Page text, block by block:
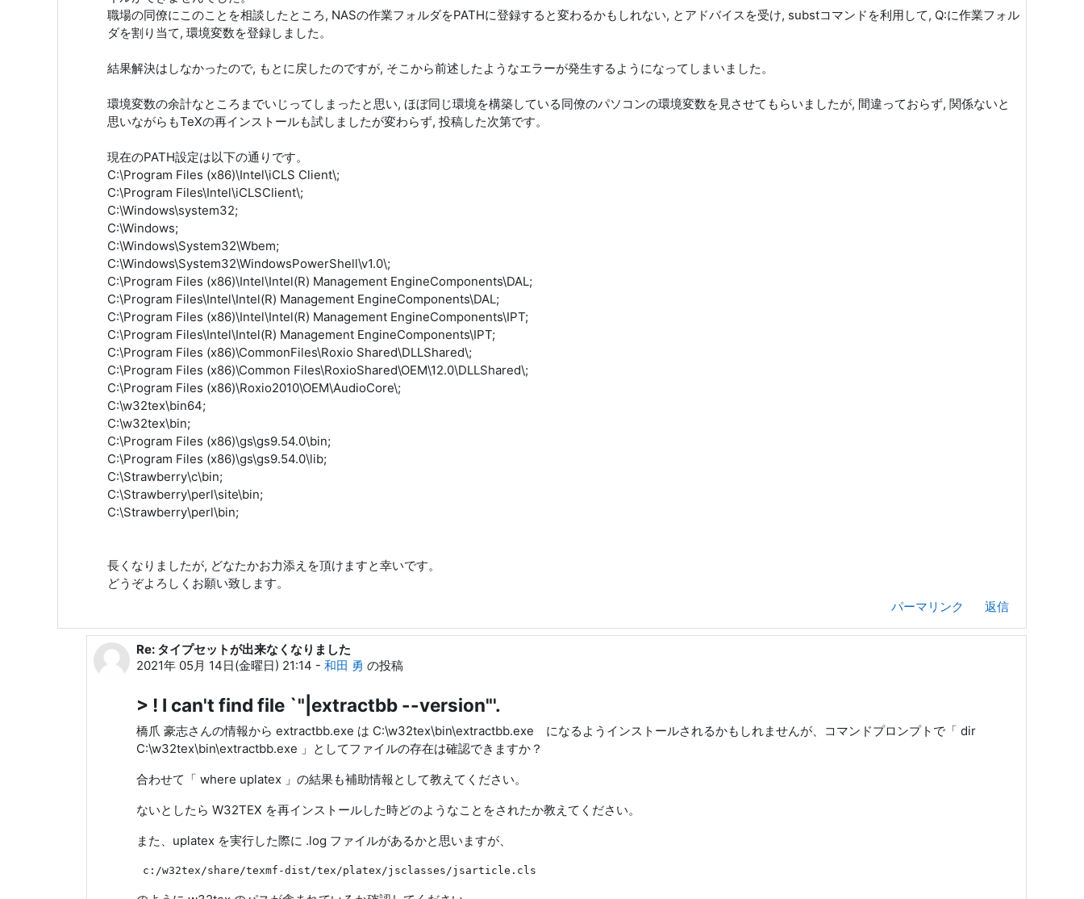
職場の同僚にこのことを相談したところ, NASの作業フォルダをPATHに登録すると変わるかもしれない, とアドバイスを受け, substコマンドを利用して, Q:に作業フォル
ダを割り当て, 環境変数を登録しました。
結果解決はしなかったので, もとに戻したのですが, そこから前述したようなエラーが発生するようになってしまいました。
環境変数の余計なところまでいじってしまったと思い, ほぼ同じ環境を構築している同僚のパソコンの環境変数を見させてもらいましたが, 間違っておらず, 関係ないと
思いながらもTeXの再インストールも試しましたが変わらず, 投稿した次第です。
現在のPATH設定は以下の通りです。
C:\Program Files (x86)\Intel\iCLS Client\;
C:\Program Files\Intel\iCLSClient\;
C:\Windows\system32;
C:\Windows;
C:\Windows\System32\Wbem;
C:\Windows\System32\WindowsPowerShell\v1.0\;
C:\Program Files (x86)\Intel\Intel(R) Management EngineComponents\DAL;
C:\Program Files\Intel\Intel(R) Management EngineComponents\DAL;
C:\Program Files (x86)\Intel\Intel(R) Management EngineComponents\IPT;
C:\Program Files\Intel\Intel(R) Management EngineComponents\IPT;
C:\Program Files (x86)\CommonFiles\Roxio Shared\DLLShared\;
C:\Program Files (x86)\Common Files\RoxioShared\OEM\12.0\DLLShared\;
C:\Program Files (x86)\Roxio2010\OEM\AudioCore\;
C:\w32tex\bin64;
C:\w32tex\bin;
C:\Program Files (x86)\gs\gs9.54.0\bin;
C:\Program Files (x86)\gs\gs9.54.0\lib;
C:\Strawberry\c\bin;
C:\Strawberry\perl\site\bin;
C:\Strawberry\perl\bin;
長くなりましたが, どなたかお力添えを頂けますと幸いです。
どうぞよろしくお願い致します。
パーマリンク
返信
橋爪 豪志 への返信
Re: タイプセットが出来なくなりました
2021年 05月 14日(金曜日) 21:14 -和田 勇 の投稿
> ! I can't find file `"|extractbb --version"'.
橋爪 豪志さんの情報から extractbb.exe は C:\w32tex\bin\extractbb.exe になるようインストールされるかもしれませんが、コマンドプロンプトで「 dir
C:\w32tex\bin\extractbb.exe 」としてファイルの存在は確認できますか？
合わせて「 where uplatex 」の結果も補助情報として教えてください。
ないとしたら W32TEX を再インストールした時どのようなことをされたか教えてください。
また、uplatex を実行した際に .log ファイルがあるかと思いますが、